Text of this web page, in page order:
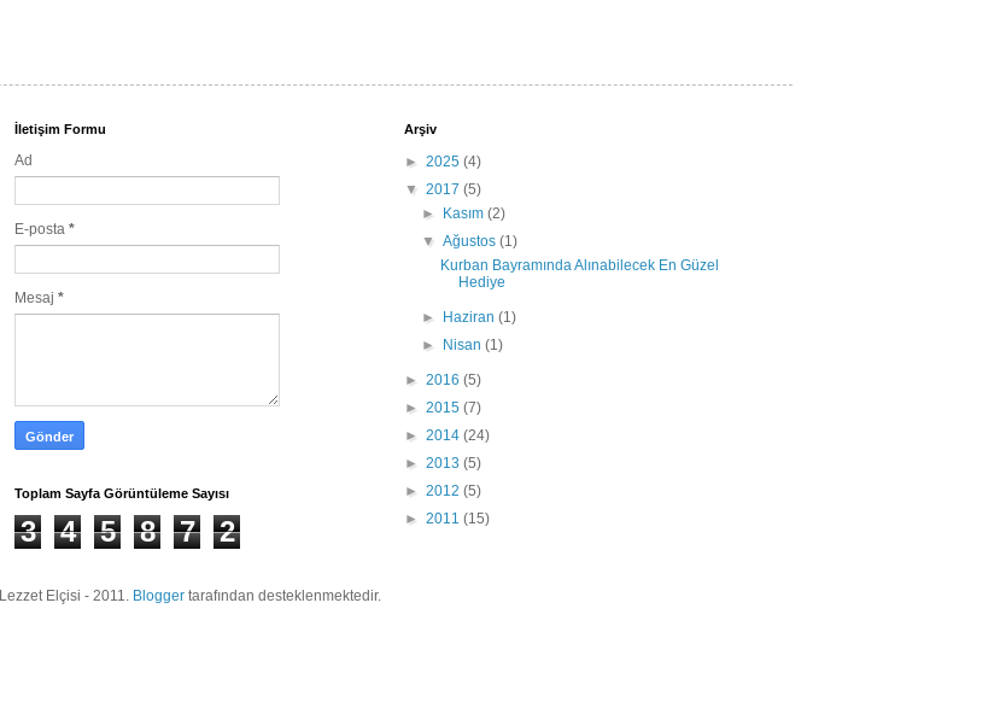
İletişim Formu
Ad
E-posta *
Mesaj *
Toplam Sayfa Görüntüleme Sayısı
3 4 5 8 7 2
Arşiv
► 2025 (4)
▼ 2017 (5)
►
Kasım(2)
▼Ağustos(1)
Kurban Bayramında Alınabilecek En Güzel
Hediye
► Haziran(1)
►
Nisan(1)
► 2016 (5)
► 2015 (7)
► 2014 (24)
► 2013 (5)
► 2012 (5)
► 2011 (15)
Lezzet Elçisi - 2011. Bloggertarafından desteklenmektedir.